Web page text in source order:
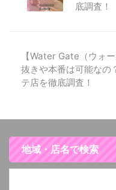
底調査！
【Water Gate（ウォ
抜きや本番は可能なの
テ店を徹底調査！
地域・店名で検索